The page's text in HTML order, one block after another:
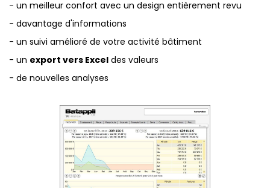
- un meilleur confort avec un design entièrement revu
- davantage d'informations
- un suivi amélioré de votre activité bâtiment
- un export vers Excel des valeurs
- de nouvelles analyses